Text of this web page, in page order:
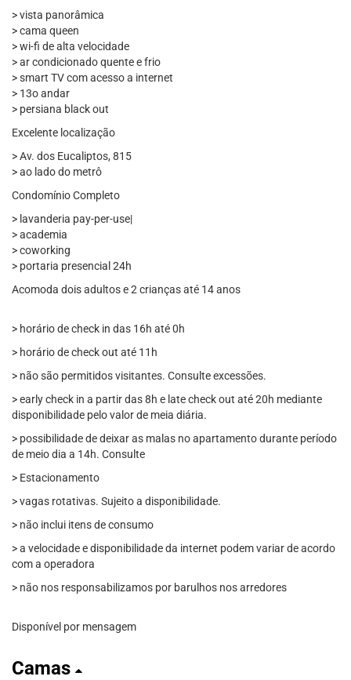
> vista panorâmica
> cama queen
> wi-fi de alta velocidade
> ar condicionado quente e frio
> smart TV com acesso a internet
> 13o andar
> persiana black out
Excelente localização
> Av. dos Eucaliptos, 815
> ao lado do metrô
Condomínio Completo
> lavanderia pay-per-use|
> academia
> coworking
> portaria presencial 24h
Acomoda dois adultos e 2 crianças até 14 anos
> horário de check in das 16h até 0h
> horário de check out até 11h
> não são permitidos visitantes. Consulte excessões.
> early check in a partir das 8h e late check out até 20h mediante
disponibilidade pelo valor de meia diária.
> possibilidade de deixar as malas no apartamento durante período
de meio dia a 14h. Consulte
> Estacionamento
> vagas rotativas. Sujeito a disponibilidade.
> não inclui itens de consumo
> a velocidade e disponibilidade da internet podem variar de acordo
com a operadora
> não nos responsabilizamos por barulhos nos arredores
Disponível por mensagem
Camas